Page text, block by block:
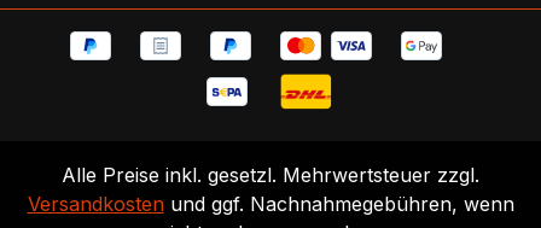
Alle Preise inkl. gesetzl. Mehrwertsteuer zzgl.
Versandkosten und ggf. Nachnahmegebühren, wenn